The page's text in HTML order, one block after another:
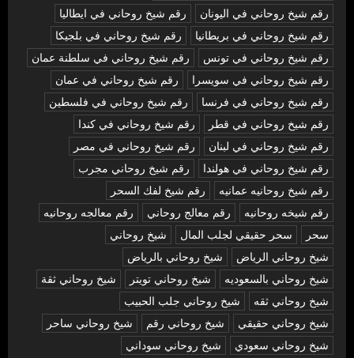
رقم شيخ روحاني في اليونان
رقم شيخ روحاني في ايطاليا
رقم شيخ روحاني في بريطانيا
رقم شيخ روحاني في بلجيكا
رقم شيخ روحاني في تونس
رقم شيخ روحاني في سلطنة عمان
رقم شيخ روحاني في سويسرا
رقم شيخ روحاني في عمان
رقم شيخ روحاني في فرنسا
رقم شيخ روحاني في فلسطين
رقم شيخ روحاني في قطر
رقم شيخ روحاني في كندا
رقم شيخ روحاني في لبنان
رقم شيخ روحاني في مصر
رقم شيخ روحاني في هولندا
رقم شيخ روحاني مجرب
رقم شيخ روحانيه عمانيه
رقم شيخ لفك السحر
رقم شيخه روحانيه
رقم معالج روحاني
رقم معالجه روحانيه
سحر
سحر حقيقي لجلب المال
شيخ روحاني
شيخ روحاني الرياض
شيخ روحاني بالرياض
شيخ روحاني بالسعوديه
شيخ روحاني تويتر
شيخ روحاني ثقة
شيخ روحاني ثقه
شيخ روحاني جلب الحبيب
شيخ روحاني حقيقي
شيخ روحاني رقم
شيخ روحاني ساحر
شيخ روحاني سعودي
شيخ روحاني سوداني